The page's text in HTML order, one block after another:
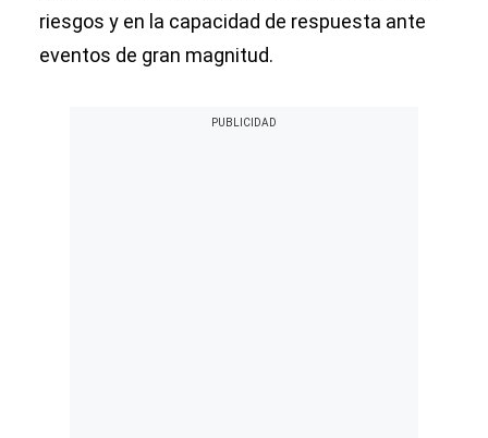
riesgos y en la capacidad de respuesta ante
eventos de gran magnitud.